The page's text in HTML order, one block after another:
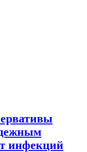
инфекций